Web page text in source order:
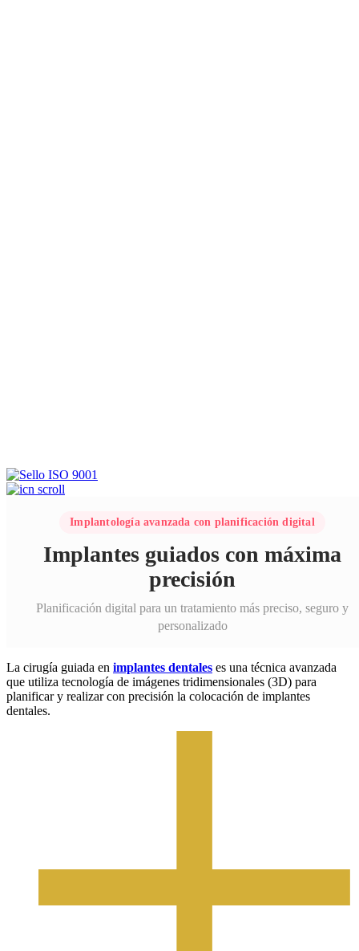
Implantología avanzada con planificación digital
Implantes guiados con máxima
precisión
Planificación digital para un tratamiento más preciso, seguro y
personalizado
La cirugía guiada en implantes dentales es una técnica avanzada
que utiliza tecnología de imágenes tridimensionales (3D) para
planificar y realizar con precisión la colocación de implantes
dentales.